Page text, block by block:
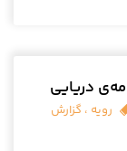
دریایی
رویه ، گزارش